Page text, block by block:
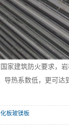
家建筑防火要求，岩
导热系数低，更可达
板玻镁板